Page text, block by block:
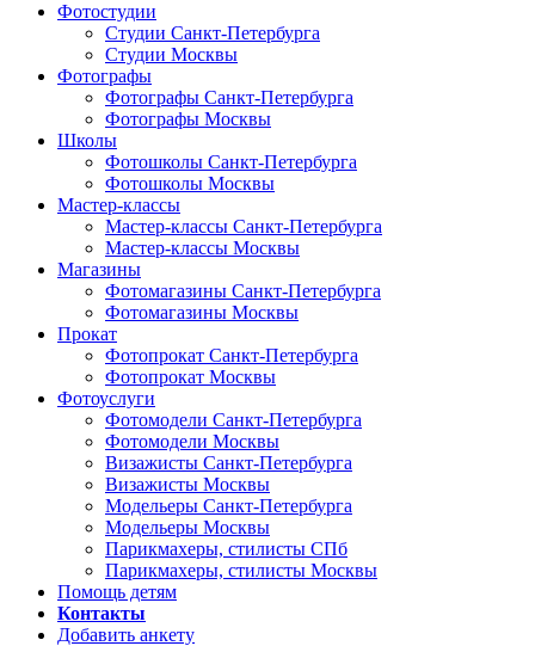
Фотостудии
Студии Санкт-Петербурга
Студии Москвы
Фотографы
Фотографы Санкт-Петербурга
Фотографы Москвы
Школы
Фотошколы Санкт-Петербурга
Фотошколы Москвы
Мастер-классы
Мастер-классы Санкт-Петербурга
Мастер-классы Москвы
Магазины
Фотомагазины Санкт-Петербурга
Фотомагазины Москвы
Прокат
Фотопрокат Санкт-Петербурга
Фотопрокат Москвы
Фотоуслуги
Фотомодели Санкт-Петербурга
Фотомодели Москвы
Визажисты Санкт-Петербурга
Визажисты Москвы
Модельеры Санкт-Петербурга
Модельеры Москвы
Парикмахеры, стилисты СПб
Парикмахеры, стилисты Москвы
Помощь детям
Контакты
Добавить анкету